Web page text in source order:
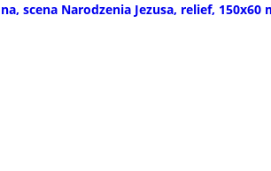
scena Narodzenia Jezusa, relief, 150x60